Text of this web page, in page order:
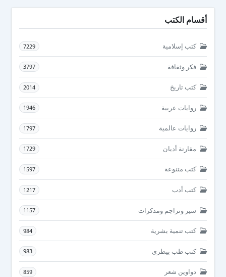
أقسام الكتب
كتب إسلامية 7229
فكر وثقافة 3797
كتب تاريخ 2014
روايات عربية 1946
روايات عالمية 1797
مقارنة أديان 1729
كتب متنوعة 1597
كتب أدب 1217
سير وتراجم ومذكرات 1157
كتب تنمية بشرية 984
كتب طب بيطرى 983
دواوين شعر 859